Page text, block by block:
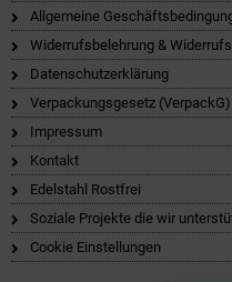
Allgemeine
Widerrufsbelehrung &
Datenschutzerklärung
Verpackungsgesetz (VerpackG)
Impressum
Kontakt
Edelstahl Rostfrei
Soziale Projekte die wir
Cookie Einstellungen